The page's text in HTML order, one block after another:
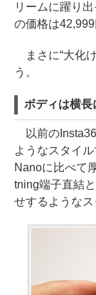
リームに躍り
の価格は42,999
まさに“大化
う。
ボディは横長
以前の
ようなスタイ
Nanoに比べて
tning端子直結
せするようなス